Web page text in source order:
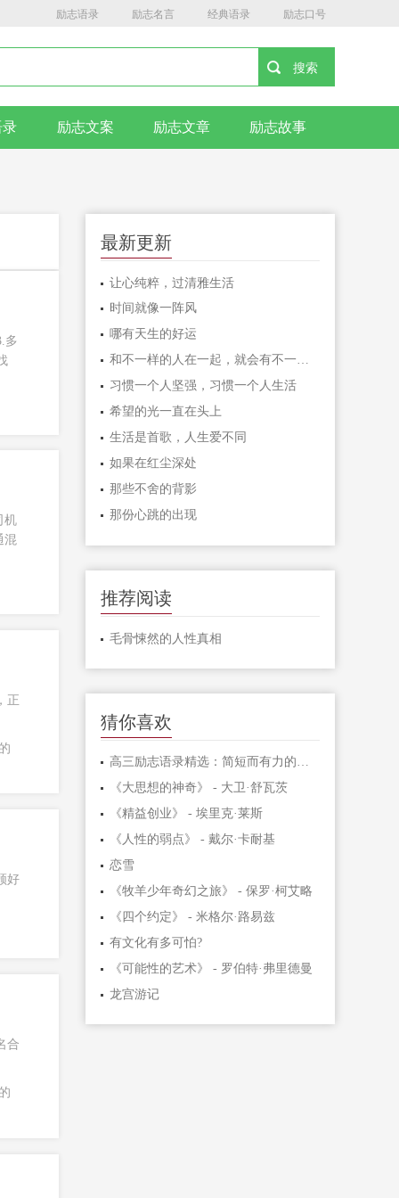
励志语录 励志名言 经典语录 励志口号
录 励志文案 励志文章 励志故事
多
机
混
正
好
合
最新更新
让心纯粹，过清雅生活
时间就像一阵风
哪有天生的好运
和不一样的人在一起，就会有不一样的人生
习惯一个人坚强，习惯一个人生活
希望的光一直在头上
生活是首歌，人生爱不同
如果在红尘深处
那些不舍的背影
那份心跳的出现
推荐阅读
毛骨悚然的人性真相
猜你喜欢
高三励志语录精选：简短而有力的激励句子
《大思想的神奇》 - 大卫·舒瓦茨
《精益创业》 - 埃里克·莱斯
《人性的弱点》 - 戴尔·卡耐基
恋雪
《牧羊少年奇幻之旅》 - 保罗·柯艾略
《四个约定》 - 米格尔·路易兹
有文化有多可怕?
《可能性的艺术》 - 罗伯特·弗里德曼
龙宫游记